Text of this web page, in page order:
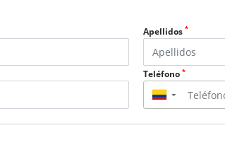
Apellidos *
Teléfono *
▼